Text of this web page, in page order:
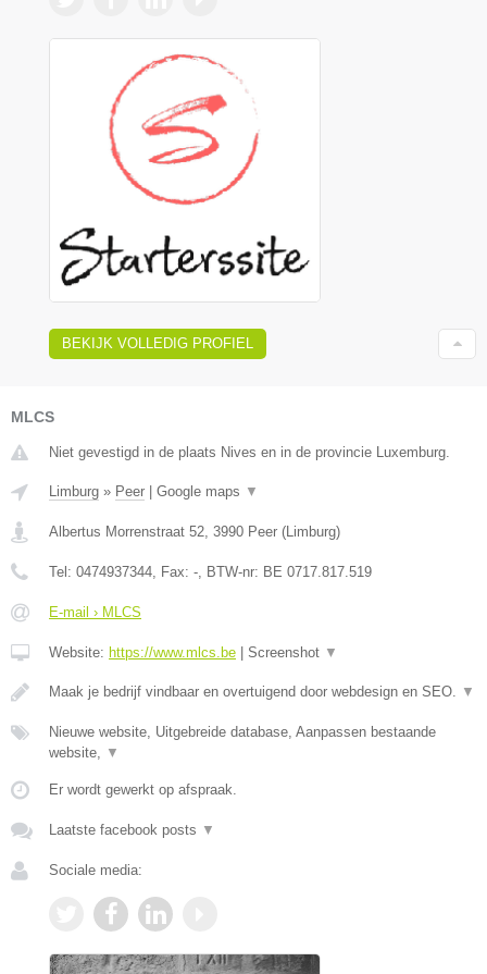
BEKIJK VOLLEDIG PROFIEL
MLCS
Niet gevestigd in de plaats Nives en in de provincie Luxemburg.
Limburg » Peer Google maps ▼
Albertus Morrenstraat 52 3990 Peer ( Limburg)
Tel: 0474937344 , Fax: - , BTW-nr: BE 0717.817.519
E-mail › MLCS
Website: https://www.mlcs.be Screenshot ▼
Maak je bedrijf vindbaar en overtuigend door webdesign en SEO. ▼
Nieuwe website, Uitgebreide database, Aanpassen bestaande
website,
▼
Er wordt gewerkt op afspraak.
Laatste facebook posts ▼
Sociale media: